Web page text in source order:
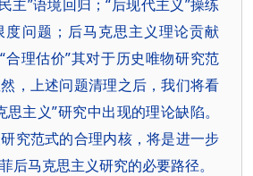
主”语境回归；“后现代主义”操练
度问题；后马克思主义理论贡献
合理估价”其对于历史唯物研究范
，上述问题清理之后，我们将看
主义”研究中出现的理论缺陷。
究范式的合理内核，将是进一步
后马克思主义研究的必要路径。